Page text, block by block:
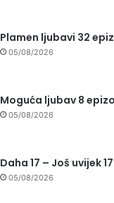
Plamen ljubavi 32
05/08/2026
Moguća ljubav 8
05/08/2026
Daha 17 – Još uvijek
05/08/2026